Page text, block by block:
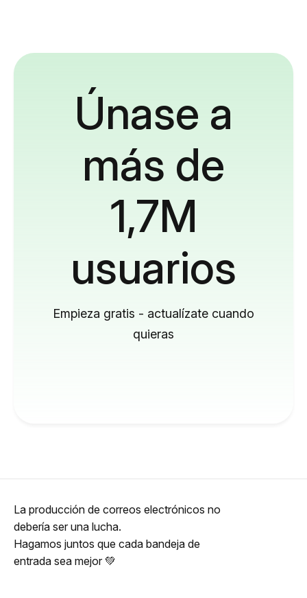
Únase a
más de
1,7M
usuarios
Empieza gratis - actualízate cuando
quieras
La producción de correos electrónicos no
debería ser una lucha.
Hagamos juntos que cada bandeja de
entrada sea mejor 💚